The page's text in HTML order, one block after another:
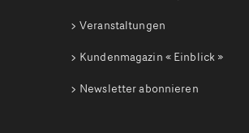
Veranstaltungen
Kundenmagazin « Einblick »
Newsletter abonnieren